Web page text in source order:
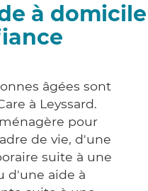
à domicile
âgées sont
à Leyssard.
pour
de vie, d'une
suite à une
d'une aide à